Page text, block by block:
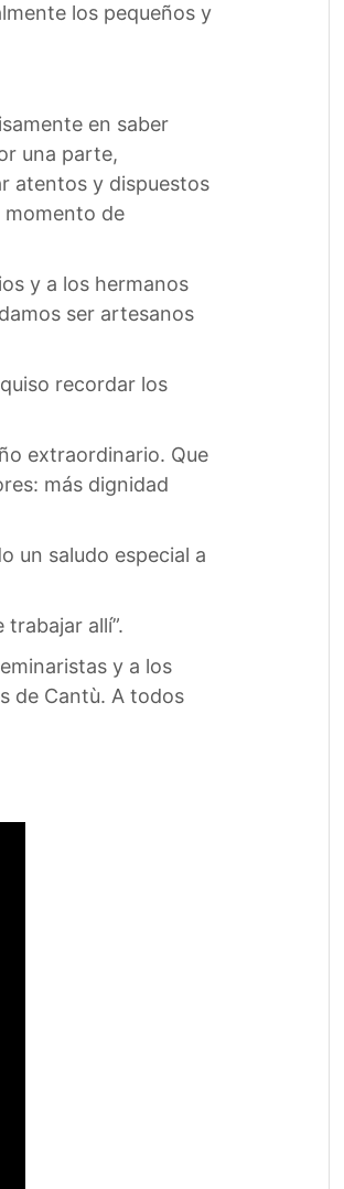
los pequeños y
en saber
una parte,
atentos y dispuestos
momento de
y a los hermanos
ser artesanos
recordar los
extraordinario. Que
más dignidad
un saludo especial a
allí”.
y a los
de Cantù. A todos